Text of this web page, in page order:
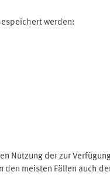
werden:
Nutzung der zur
meisten Fällen auch